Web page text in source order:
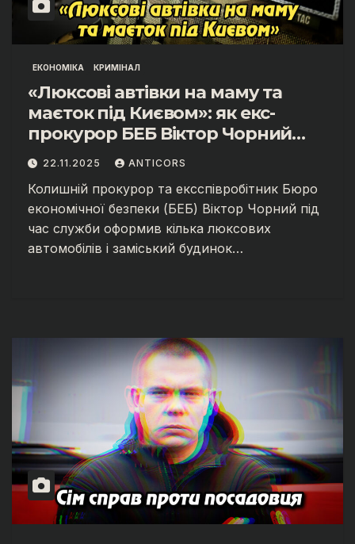
ЕКОНОМІКА КРИМІНАЛ
«Люксові автівки на маму та
маєток під Києвом»: як екс-
прокурор БЕБ Віктор Чорний
приховував майно
22.11.2025 ANTICORS
Колишній прокурор та ексспівробітник Бюро
економічної безпеки (БЕБ) Віктор Чорний під
час служби оформив кілька люксових
автомобілів і заміський будинок…